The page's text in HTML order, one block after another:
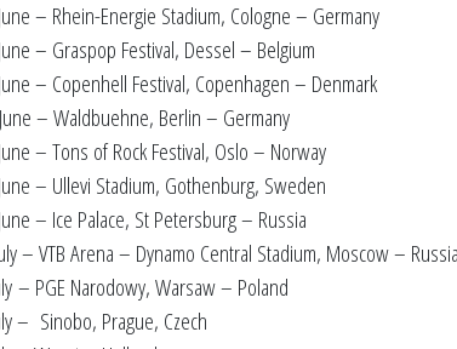
– Rhein-Energie Stadium, Cologne – Germany
– Graspop Festival, Dessel – Belgium
– Copenhell Festival, Copenhagen – Denmark
– Waldbuehne, Berlin – Germany
– Tons of Rock Festival, Oslo – Norway
– Ullevi Stadium, Gothenburg, Sweden
– Ice Palace, St Petersburg – Russia
– VTB Arena – Dynamo Central Stadium, Moscow – Russia
– PGE Narodowy, Warsaw – Poland
– Sinobo, Prague, Czech